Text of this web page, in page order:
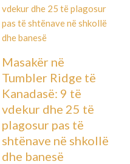
Masakër në
Tumbler Ridge të
Kanadasë: 9 të
vdekur dhe 25 të
plagosur pas të
shtënave në shkollë
dhe banesë